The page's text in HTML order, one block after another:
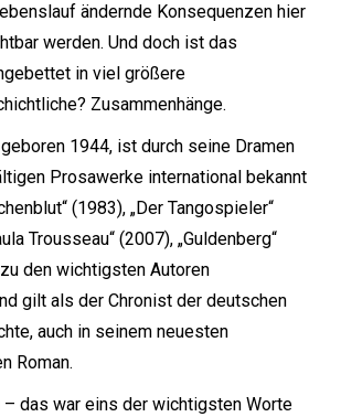
ändernde Konsequenzen hier
werden. Und doch ist das
in viel größere
Zusammenhänge.
1944, ist durch seine Dramen
Prosawerke international bekannt
(1983), „Der Tangospieler“
Trousseau“ (2007), „Guldenberg“
den wichtigsten Autoren
gilt als der Chronist der deutschen
auch in seinem neuesten
Roman.
– das war eins der wichtigsten Worte